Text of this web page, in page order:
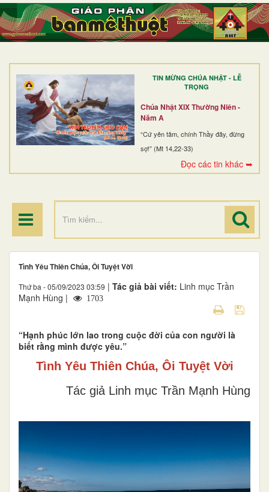
TIN MỪNG CHÚA NHẬT - LỄ
TRỌNG
Chúa Nhật XIX Thường Niên -
Năm A
“Cứ yên tâm, chính Thầy đây, đừng
sợ!” (Mt 14,22-33)
Đọc các tin khác ➥
TRANG NHẤT
GIỚI THIỆU
DÒNG TU
BAN MỤC VỤ
ĐOÀN THỂ CG
ĐIỂM HÀNH HƯƠNG
Tình Yêu Thiên Chúa, Ôi Tuyệt Vời
Thứ ba - 05/09/2023 03:59 | Tác giả bài viết: Linh mục Trần
Mạnh Hùng |
1703
“Hạnh phúc lớn lao trong cuộc đời của con người là
biết rằng mình được yêu.”
Tình Yêu Thiên Chúa, Ôi Tuyệt Vời
Tác giả Linh mục Trần Mạnh Hùng